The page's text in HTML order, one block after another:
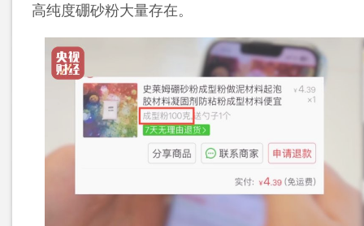
高纯度硼砂粉大量存在。